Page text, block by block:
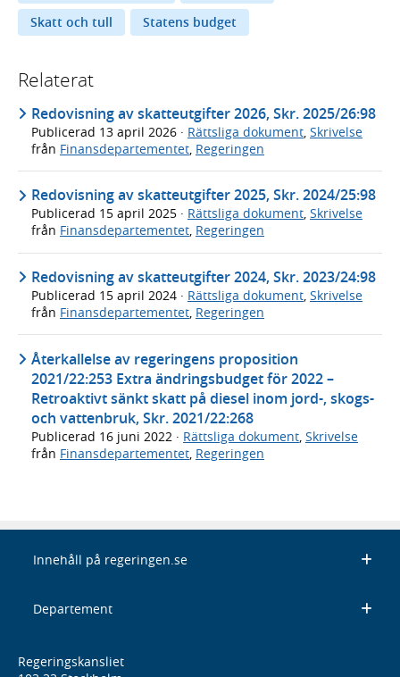
Skatt och tull
Statens budget
Relaterat
Redovisning av skatteutgifter 2026, Skr. 2025/26:98
Publicerad 13 april 2026 · Rättsliga dokument Skrivelse
från Finansdepartementet Regeringen
Redovisning av skatteutgifter 2025, Skr. 2024/25:98
Publicerad 15 april 2025 · Rättsliga dokument, Skrivelse
från Finansdepartementet, Regeringen
Redovisning av skatteutgifter 2024, Skr. 2023/24:98
Publicerad 15 april 2024 · Rättsliga dokument, Skrivelse
från Finansdepartementet, Regeringen
Återkallelse av regeringens proposition
2021/22:253 Extra ändringsbudget för 2022 –
Retroaktivt sänkt skatt på diesel inom jord-, skogs-
och vattenbruk, Skr. 2021/22:268
Publicerad 16 juni 2022 · Rättsliga dokument Skrivelse
från Finansdepartementet Regeringen
Innehåll på regeringen.se
Departement
Regeringskansliet